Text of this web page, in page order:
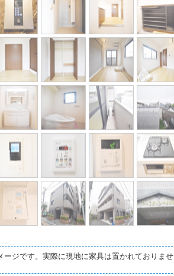
ジです。実際に現地に家具は置かれておりませ